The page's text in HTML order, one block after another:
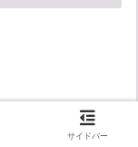
サイドバー